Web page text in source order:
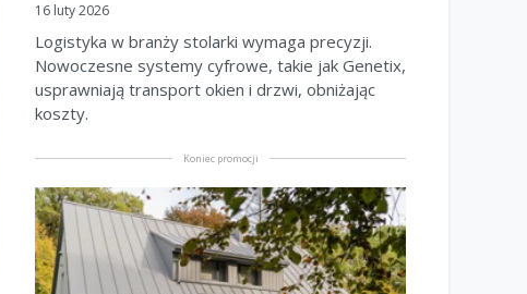
16 luty 2026
Logistyka w branży stolarki wymaga precyzji.
Nowoczesne systemy cyfrowe, takie jak Genetix,
usprawniają transport okien i drzwi, obniżając
koszty.
Koniec promocji